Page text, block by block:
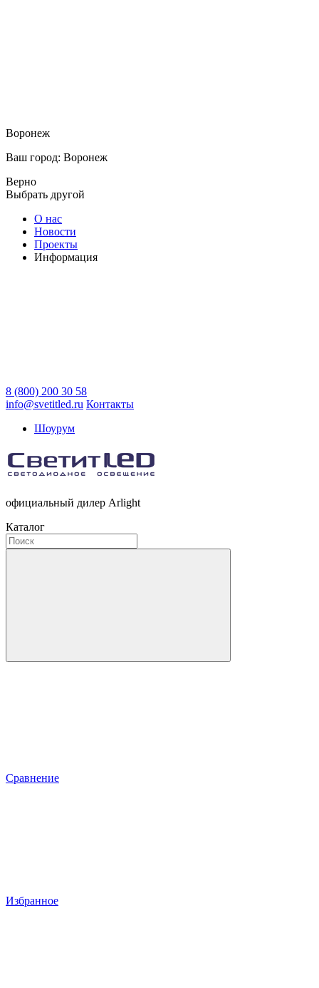
Воронеж
Ваш город: Воронеж
Верно
Выбрать другой
О нас
Новости
Проекты
Информация
8 (800) 200 30 58
info@svetitled.ru Контакты
Шоурум
официальный дилер Arlight
Каталог
Сравнение
Избранное